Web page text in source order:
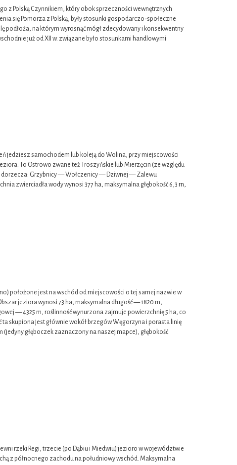
z Polską Czynnikiem, który obok sprzeczności wewnętrznych
się Pomorza z Polską, były stosunki gospodarczo-społeczne
podłoża, na którym wyrosnąć mógł zdecydowany i konsekwentny
już od XII w. związane było stosunkami handlowymi
jedziesz samochodem lub koleją do Wolina, przy miejscowości
To Ostrowo zwane też Troszyńskie lub Mierzęcin (ze względu
dorzecza: Grzybnicy — Wołczenicy — Dziwnej — Zalewu
zwierciadła wody wynosi 377 ha, maksymalna głębokość 6,3 rn,
położone jest na wschód od miejscowości o tej samej nazwie w
jeziora wynosi 73 ha, maksymalna długość — 1820 m,
— 4325 m, roślinność wynurzona zajmuje powierzchnię 5 ha, co
skupiona jest głównie wokół brzegów Węgorzyna i porasta linię
(jedyny głęboczek zaznaczony na naszej mapce), głębokość
rzeki Regi, trzecie (po Dąbiu i Miedwiu) jezioro w województwie
z północnego zachodu na południowy wschód. Maksymalna